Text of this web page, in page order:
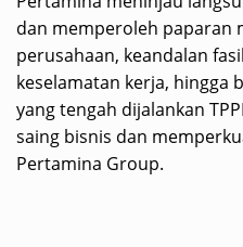
dan memperoleh paparan
perusahaan, keandalan
keselamatan kerja, hingga
yang tengah dijalankan
saing bisnis dan
Pertamina Group.